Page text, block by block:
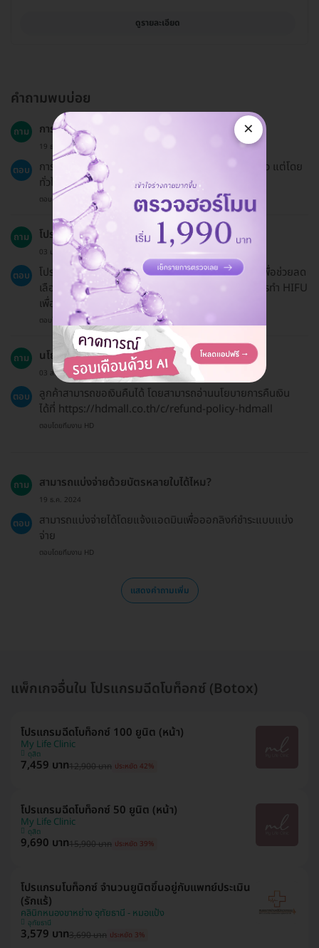
ดูรายละเอียด
คำถามพบบ่อย
ถาม การทำ HIFU มีความเสี่ยงอย่างไรบ้าง?
19 ธ.ค. 2024
ตอบ
การทำ HIFU อาจทำให้เกิดอาการแดงหรือบวมได้ชั่วคราว แต่โดย
ทั่วไปถือว่ามีความปลอดภัย
ตอบโดยทีมงาน HD
ถาม โปรแกรมโบท็อกซ์เกาหลี Nabota คืออะไร?
03 ม.ค. 2024
ตอบ
โปรแกรมโบท็อกซ์เกาหลี Nabota เป็นการฉีดโบท็อกซ์เพื่อช่วยลด
เลือนริ้วรอยและทำให้ใบหน้าดูเรียบเนียนขึ้น พร้อมกับการทำ HIFU
เพื่อยกกระชับใบหน้าในครั้งเดียวกัน
ตอบโดยทีมงาน HD
ถาม นโยบายการคืนเงินของ HDmall เป็นอย่างไร?
03 ส.ค. 2024
ตอบ
ลูกค้าสามารถขอเงินคืนได้ โดยสามารถอ่านนโยบายการคืนเงิน
ได้ที่ https://hdmall.co.th/c/refund-policy-hdmall
ตอบโดยทีมงาน HD
ถาม สามารถแบ่งจ่ายด้วยบัตรหลายใบได้ไหม?
19 ธ.ค. 2024
ตอบ
สามารถแบ่งจ่ายได้โดยแจ้งแอดมินเพื่อออกลิงก์ชำระแบบแบ่ง
จ่าย
ตอบโดยทีมงาน HD
แสดงคำถามเพิ่ม
แพ็กเกจอื่นใน โปรแกรมฉีดโบท็อกซ์ (Botox)
โปรแกรมฉีดโบท็อกซ์ 100 ยูนิต (หน้า)
My Life Clinic
ดุสิต
7,459 บาท12,900 บาท ประหยัด 42%
โปรแกรมฉีดโบท็อกซ์ 50 ยูนิต (หน้า)
My Life Clinic
ดุสิต
9,690 บาท15,900 บาท ประหยัด 39%
โปรแกรมโบท็อกซ์ จำนวนยูนิตขึ้นอยู่กับแพทย์ประเมิน
(รักแร้)
คลินิกหนองขาหย่าง อุทัยธานี - หมอแป้ง
อุทัยธานี
3,579 บาท3,690 บาท ประหยัด 3%
×